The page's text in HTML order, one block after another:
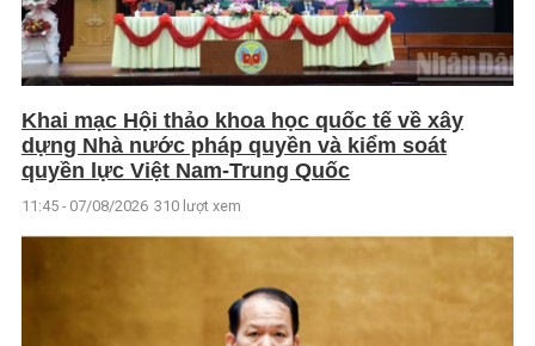
Khai mạc Hội thảo khoa học quốc tế về xây
dựng Nhà nước pháp quyền và kiểm soát
quyền lực Việt Nam-Trung Quốc
11:45 - 07/08/2026 310 lượt xem